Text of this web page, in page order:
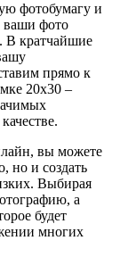
фотобумагу и
ваши фото
В кратчайшие
прямо к
20х30 –
вы можете
но и создать
Выбирая
а
будет
многих